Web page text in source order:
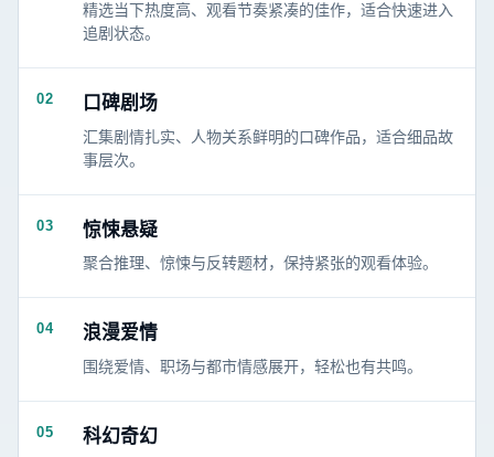
精选当下热度高、观看节奏紧凑的佳作，适合快速进入
追剧状态。
02 口碑剧场
汇集剧情扎实、人物关系鲜明的口碑作品，适合细品故
事层次。
03 惊悚悬疑
聚合推理、惊悚与反转题材，保持紧张的观看体验。
04 浪漫爱情
围绕爱情、职场与都市情感展开，轻松也有共鸣。
05 科幻奇幻